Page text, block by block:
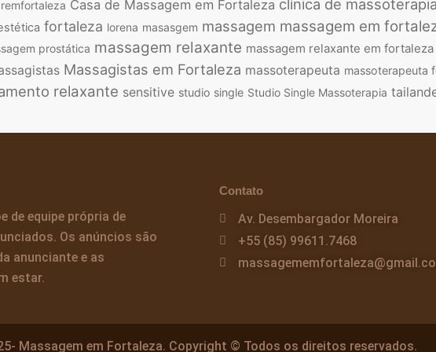
Casa de Massagem em Fortaleza clínica de
fortaleza lorena masasgem massagem massagem em
prostática massagem relaxante massagem relaxante em fortaleza
Massagistas em Fortaleza massoterapeuta massoterapeuta
relaxante sensitive studio single Studio Single Massoterapia
de equipe própria de
Os anúncios são
anunciante e as
estar.
Contato
Av. Desembargador Moreira
+55 (85) 99611.7468
Massagem em Fortaleza. Copyright © Todos os direitos reservados.